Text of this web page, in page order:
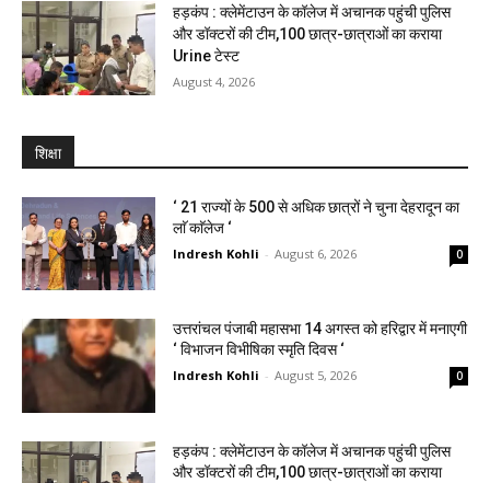
हड़कंप : क्लेमेंटाउन के कॉलेज में अचानक पहुंची पुलिस
और डॉक्टरों की टीम,100 छात्र-छात्राओं का कराया
Urine टेस्ट
August 4, 2026
शिक्षा
‘ 21 राज्यों के 500 से अधिक छात्रों ने चुना देहरादून का
लाॅ काॅलेज ‘
Indresh Kohli - August 6, 2026 0
उत्तरांचल पंजाबी महासभा 14 अगस्त को हरिद्वार में मनाएगी
‘ विभाजन विभीषिका स्मृति दिवस ‘
Indresh Kohli - August 5, 2026 0
हड़कंप : क्लेमेंटाउन के कॉलेज में अचानक पहुंची पुलिस
और डॉक्टरों की टीम,100 छात्र-छात्राओं का कराया